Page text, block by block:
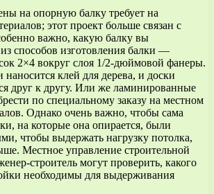
на опорную балку требует на
этот проект больше связан с
важно, какую балку вы
способов изготовления балки —
2×4 вокруг слоя 1/2-дюймовой фанеры.
наносится клей для дерева, и доски
друг к другу. Или же ламинированные
по специальному заказу на местном
Однако очень важно, чтобы сама
на которые она опирается, были
чтобы выдержать нагрузку потолка,
Местное управление строительной
строитель могут проверить, какого
необходимы для выдерживания